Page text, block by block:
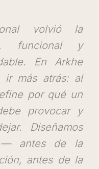
volvió la
funcional y
En Arkhe
ir más atrás: al
por qué un
provocar y
Diseñamos
— antes de la
antes de la